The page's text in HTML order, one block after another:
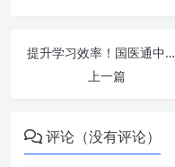
提升学习效率！国医通中医药继续教育管理系统-http://www.tcmce.cn/index.shtml 刷课方法全揭秘
上一篇
评论（没有评论）